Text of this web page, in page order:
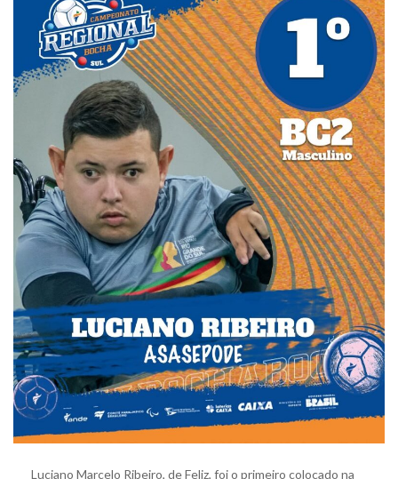
Luciano Marcelo Ribeiro, de Feliz, foi o primeiro colocado na